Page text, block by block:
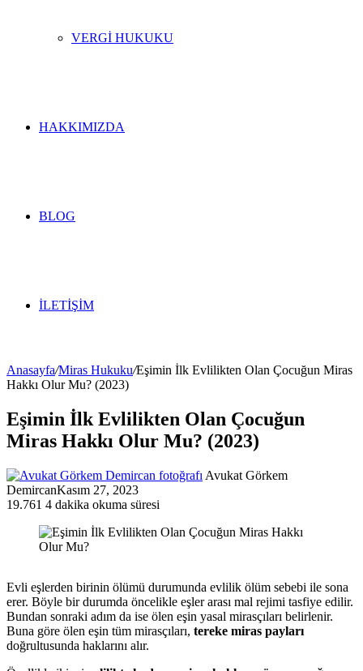
VERGI HUKUKU
HAKKIMIZDA
BLOG
İLETIŞIM
Anasayfa/Miras Hukuku/Eşimin İlk Evlilikten Olan Çocuğun Miras
Hakkı Olur Mu? (2023)
Eşimin İlk Evlilikten Olan Çocuğun
Miras Hakkı Olur Mu? (2023)
Avukat Görkem
DemircanKasım 27, 2023
19.761 4 dakika okuma süresi
Evli eşlerden birinin ölümü durumunda evlilik ölüm sebebi ile sona
erer. Böyle bir durumda öncelikle eşler arası mal rejimi tasfiye edilir.
Bundan sonraki adım da ise ölen eşin yasal mirasçıları belirlenir.
Buna göre ölen eşin tüm mirasçıları, tereke miras payları
doğrultusunda haklarını alır.